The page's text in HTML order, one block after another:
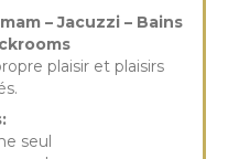
– Jacuzzi – Bains
plaisir et plaisirs
seul